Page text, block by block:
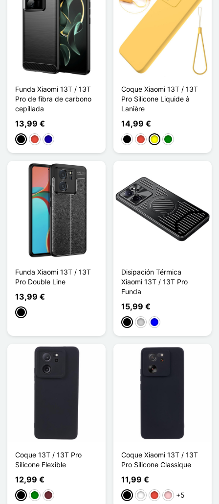
Funda Xiaomi 13T / 13T
Pro de fibra de carbono
cepillada
13,99 €
NegroRojoAzul oscuro
Coque Xiaomi 13T / 13T
Pro Silicone Liquide à
Lanière
14,99 €
NegroRojoAmarillo
Verde
Funda Xiaomi 13T / 13T
Pro Double Line
13,99 €
Negro
Disipación Térmica
Xiaomi 13T / 13T Pro
Funda
15,99 €
NegroPlataAzul
Coque 13T / 13T Pro
Silicone Flexible
12,99 €
NegroVerdeRouge Vin
Coque Xiaomi 13T / 13T
Pro Silicone Classique
11,99 €
NegroBlancoRojoRosa+5